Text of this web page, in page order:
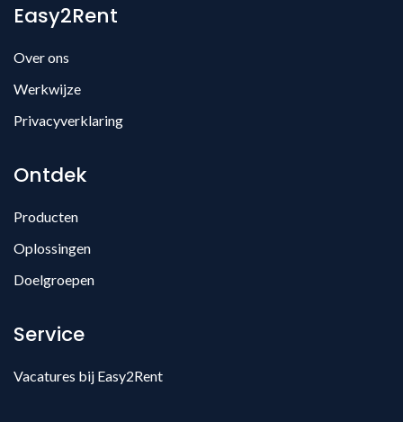
Easy2Rent
Over ons
Werkwijze
Privacyverklaring
Ontdek
Producten
Oplossingen
Doelgroepen
Service
Vacatures bij Easy2Rent